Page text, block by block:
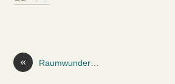
« Raumwunder…